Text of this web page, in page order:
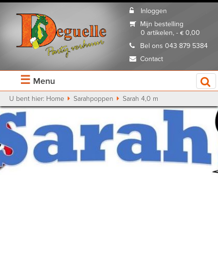
Inloggen
Mijn bestelling
0 artikelen, - € 0,00
Bel ons 043 879 5384
Contact
☰ Menu
U bent hier: Home Sarahpoppen Sarah 4,0 m